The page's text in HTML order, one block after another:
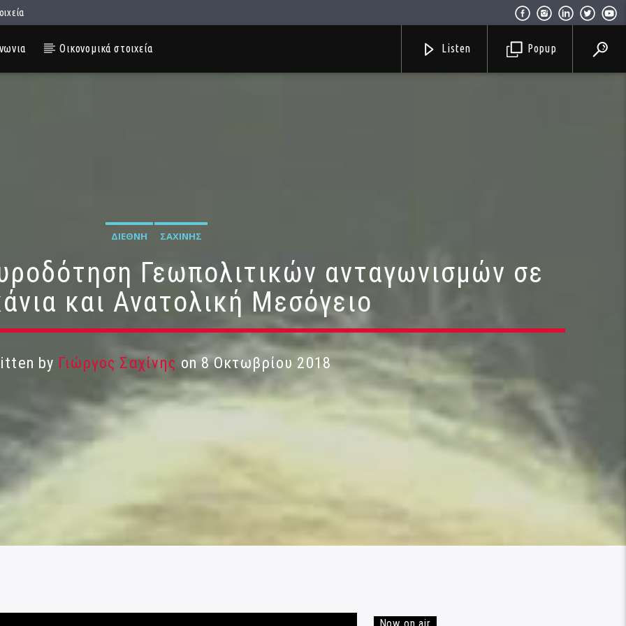
Οικονομικά στοιχεία Popup
Listen
ΔΙΕΘΝΉ ΣΑΧΊΝΗΣ
Γεωπολιτικών ανταγωνισμών σε
και Ανατολική Μεσόγειο
by Γιώργος Σαχίνης on 8 Οκτωβρίου 2018